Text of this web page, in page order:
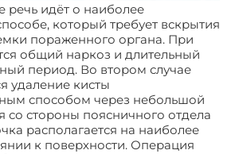
речь идёт о наиболее
который требует вскрытия
пораженного органа. При
общий наркоз и длительный
период. Во втором случае
удаление кисты
способом через небольшой
со стороны поясничного отдела
располагается на наиболее
к поверхности. Операция